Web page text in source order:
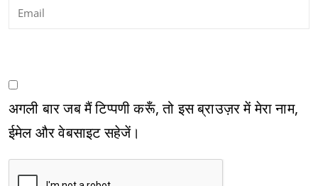
अगली बार जब मैं टिप्पणी करूँ, तो इस ब्राउज़र में मेरा नाम,
ईमेल और वेबसाइट सहेजें।